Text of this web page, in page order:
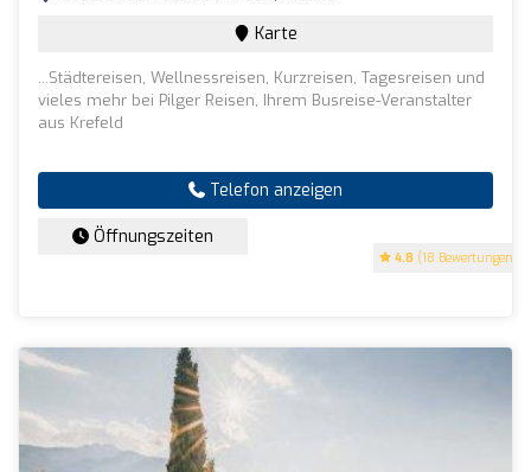
4.8 (18 Bewertungen)
Karte
...Städtereisen, Wellnessreisen, Kurzreisen, Tagesreisen und
vieles mehr bei Pilger Reisen, Ihrem Busreise-Veranstalter
aus Krefeld
Telefon anzeigen
Öffnungszeiten